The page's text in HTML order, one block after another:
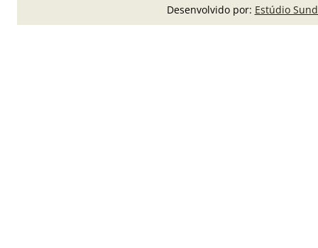
Desenvolvido por: Estúdio